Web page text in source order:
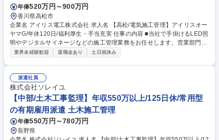
年俸520万円～900万円
香川県高松市
企業名 アイリス電工株式会社 求人名 【高松/電気施工管理】アイリスオー
ヤマG/年休120日/福利厚生・手当充実 仕事の内容 ■当社で手掛けるLED照
明やデジタルサイネージなどの施工管理業務をお任せします。営業部門と
連携し、多様な案件を担当します。商業施設やオフィス、工場、ホテルな
す。施主や社内の営業部門と連携し、工期内に工事が完了できるよう対応
いただきます。■現場管理：現場で施工管理を実施いただき、計画通りに
進行しているか確認します。■材料発注・協力業者手配：受注案件ごとに
在庫管理・物流部門と連携し、社内で商品の手配を行います。協力業者へ
の発注・調整も担当いただきます。 募集職種 【高松/電気施工管理】アイ
リスオーヤマG/年休120日/福利厚生・手当充実
業界未経験歓迎 退職金あり 土日祝休み
派遣社員
株式会社ソレイユ
【中部/土木工事監理】年収550万以上/125日休/常用型
の有期雇用派遣 土木施工管理
年俸550万円～780万円
長野県